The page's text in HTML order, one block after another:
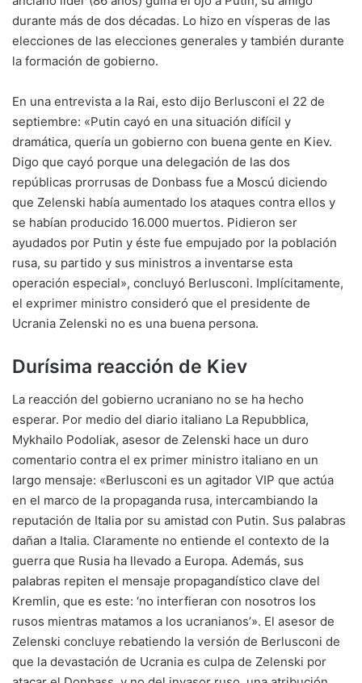
durante más de dos décadas. Lo hizo en vísperas de las
elecciones de las elecciones generales y también durante
la formación de gobierno.
En una entrevista a la Rai, esto dijo Berlusconi el 22 de
septiembre: «Putin cayó en una situación difícil y
dramática, quería un gobierno con buena gente en Kiev.
Digo que cayó porque una delegación de las dos
repúblicas prorrusas de Donbass fue a Moscú diciendo
que Zelenski había aumentado los ataques contra ellos y
se habían producido 16.000 muertos. Pidieron ser
ayudados por Putin y éste fue empujado por la población
rusa, su partido y sus ministros a inventarse esta
operación especial», concluyó Berlusconi. Implícitamente,
el exprimer ministro consideró que el presidente de
Ucrania Zelenski no es una buena persona.
Durísima reacción de Kiev
La reacción del gobierno ucraniano no se ha hecho
esperar. Por medio del diario italiano La Repubblica,
Mykhailo Podoliak, asesor de Zelenski hace un duro
comentario contra el ex primer ministro italiano en un
largo mensaje: «Berlusconi es un agitador VIP que actúa
en el marco de la propaganda rusa, intercambiando la
reputación de Italia por su amistad con Putin. Sus palabras
dañan a Italia. Claramente no entiende el contexto de la
guerra que Rusia ha llevado a Europa. Además, sus
palabras repiten el mensaje propagandístico clave del
Kremlin, que es este: ‘no interfieran con nosotros los
rusos mientras matamos a los ucranianos’». El asesor de
Zelenski concluye rebatiendo la versión de Berlusconi de
que la devastación de Ucrania es culpa de Zelenski por